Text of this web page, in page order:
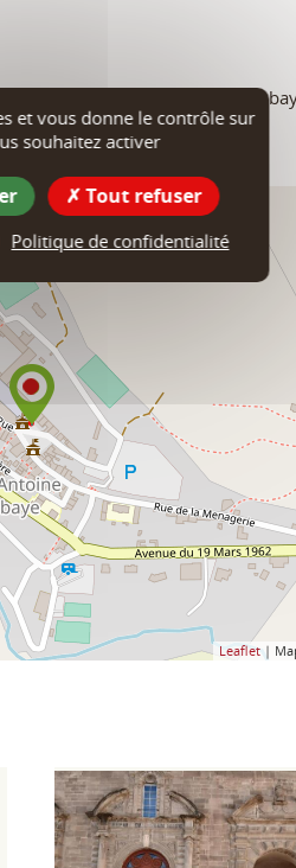
de Saint-Antoine
l'Abbaye
Leaflet |
et vous donne le contrôle sur
souhaitez activer
Tout refuser
Politique de confidentialité